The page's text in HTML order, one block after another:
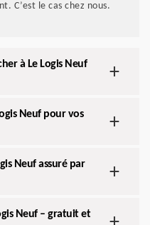
C’est le cas chez nous.
à Le Logis Neuf
Neuf pour vos
Neuf assuré par
Neuf – gratuit et